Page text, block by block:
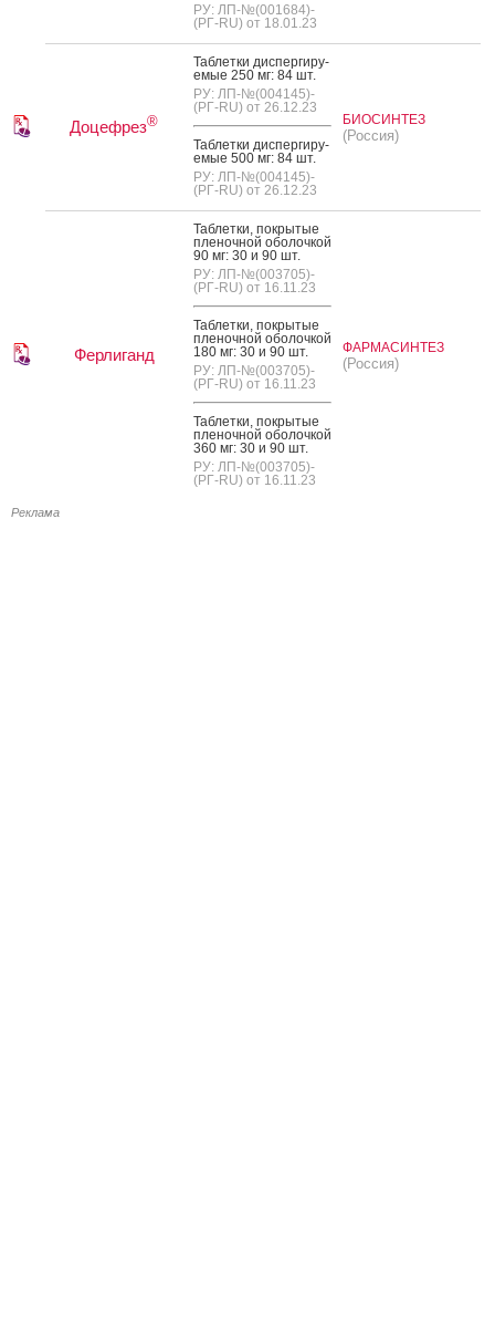
РУ: ЛП-№(001684)-
(РГ-RU) от 18.01.23
Доцефрез®
Таб­летки дис­перги­ру­
емые 250 мг: 84 шт.
РУ: ЛП-№(004145)-
(РГ-RU) от 26.12.23
Таб­летки дис­перги­ру­
емые 500 мг: 84 шт.
РУ: ЛП-№(004145)-
(РГ-RU) от 26.12.23
БИОСИНТЕЗ
(Россия)
Ферлиганд
Таб­летки, пок­ры­тые
пле­ноч­ной обо­лоч­кой
90 мг: 30 и 90 шт.
РУ: ЛП-№(003705)-
(РГ-RU) от 16.11.23
Таб­летки, пок­ры­тые
пле­ноч­ной обо­лоч­кой
180 мг: 30 и 90 шт.
РУ: ЛП-№(003705)-
(РГ-RU) от 16.11.23
Таб­летки, пок­ры­тые
пле­ноч­ной обо­лоч­кой
360 мг: 30 и 90 шт.
РУ: ЛП-№(003705)-
(РГ-RU) от 16.11.23
ФАРМАСИНТЕЗ
(Россия)
Реклама